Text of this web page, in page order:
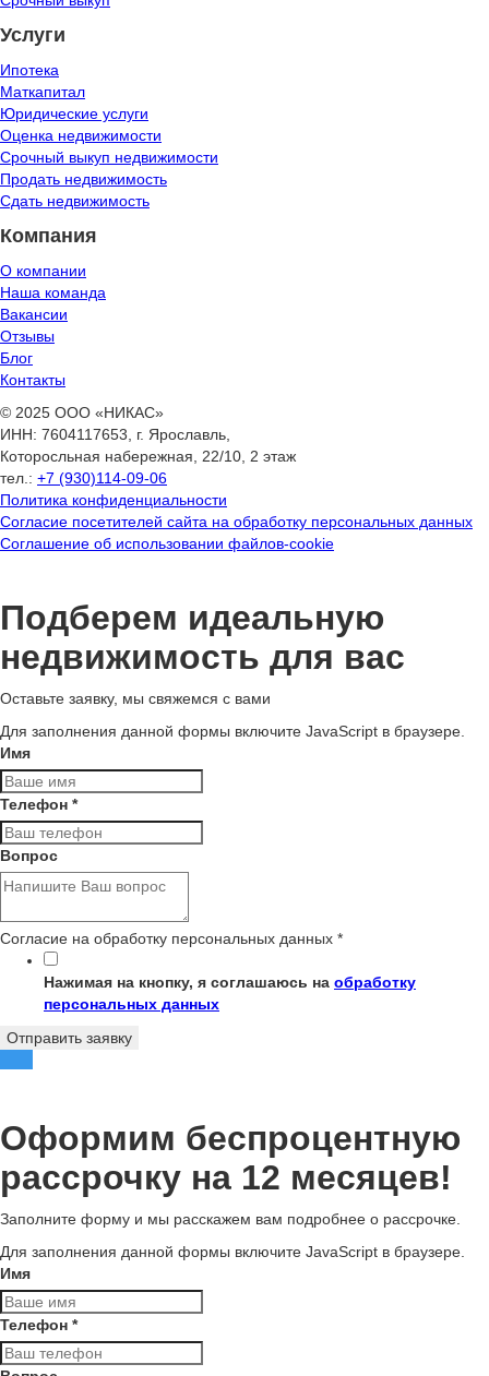
Услуги
Ипотека
Маткапитал
Юридические услуги
Оценка недвижимости
Срочный выкуп недвижимости
Продать недвижимость
Сдать недвижимость
Компания
О компании
Наша команда
Вакансии
Отзывы
Блог
Контакты
© 2025 ООО «НИКАС»
ИНН: 7604117653, г. Ярославль,
Которосльная набережная, 22/10, 2 этаж
тел.: +7 (930)114-09-06
Политика конфиденциальности
Согласие посетителей сайта на обработку персональных данных
Соглашение об использовании файлов-cookie
Подберем идеальную
недвижимость для вас
Оставьте заявку, мы свяжемся с вами
Для заполнения данной формы включите JavaScript в браузере.
Имя
Телефон *
Вопрос
Согласие на обработку персональных данных *
Нажимая на кнопку, я соглашаюсь на обработку
персональных данных
Отправить заявку
Оформим беспроцентную
рассрочку на 12 месяцев!
Заполните форму и мы расскажем вам подробнее о рассрочке.
Для заполнения данной формы включите JavaScript в браузере.
Имя
Телефон *